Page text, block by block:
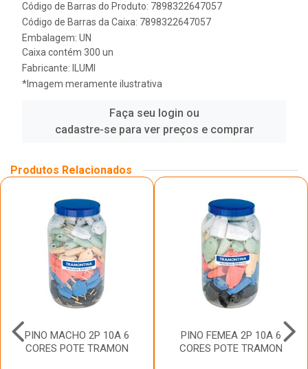
Código de Barras do Produto: 7898322647057
Código de Barras da Caixa: 7898322647057
Embalagem: UN
Caixa contém 300 un
Fabricante:
ILUMI
*Imagem meramente ilustrativa
Faça seu login ou
cadastre-se para ver preços e comprar
Produtos Relacionados
PINO MACHO 2P 10A 6
CORES POTE TRAMON
PINO FEMEA 2P 10A 6
CORES POTE TRAMON